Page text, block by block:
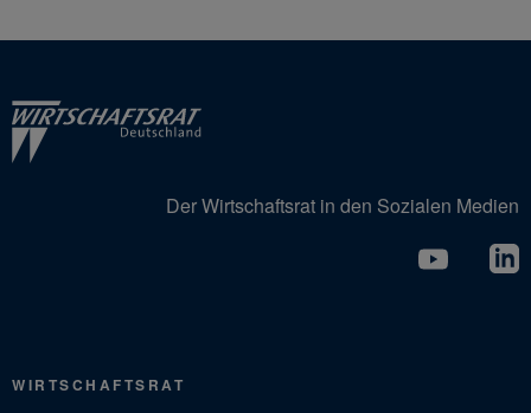
Der Wirtschaftsrat in den Sozialen Medien
WIRTSCHAFTSRAT